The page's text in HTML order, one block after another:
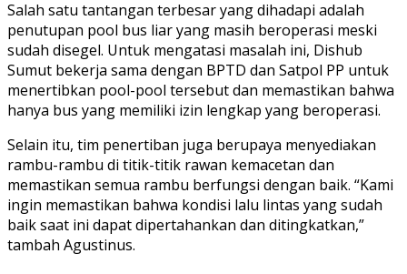
Salah satu tantangan terbesar yang dihadapi adalah
penutupan pool bus liar yang masih beroperasi meski
sudah disegel. Untuk mengatasi masalah ini, Dishub
Sumut bekerja sama dengan BPTD dan Satpol PP untuk
menertibkan pool-pool tersebut dan memastikan bahwa
hanya bus yang memiliki izin lengkap yang beroperasi.
Selain itu, tim penertiban juga berupaya menyediakan
rambu-rambu di titik-titik rawan kemacetan dan
memastikan semua rambu berfungsi dengan baik. “Kami
ingin memastikan bahwa kondisi lalu lintas yang sudah
baik saat ini dapat dipertahankan dan ditingkatkan,”
tambah Agustinus.